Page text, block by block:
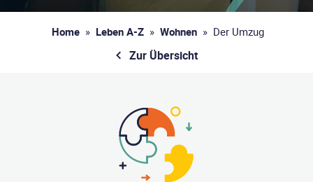
Home » Leben A-Z » Wohnen » Der Umzug
Zur Übersicht